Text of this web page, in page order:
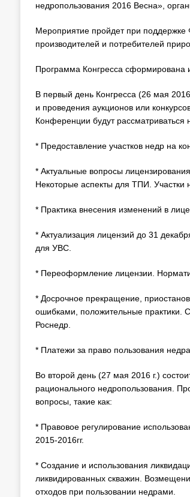
недропользования 2016 Весна»,
Мероприятие пройдет при поддержке
производителей и потребителей
Программа Конгресса сформирована
В первый день Конгресса (26 мая
и проведения аукционов или
Конференции будут рассматриваться
* Предоставление участков недр на
* Актуальные вопросы
Некоторые аспекты для ТПИ. Участки
* Практика внесения изменений в
* Актуализация лицензий до 31
для УВС.
* Переоформление лицензии.
* Досрочное прекращение,
ошибками, положительные практики.
Роснедр.
* Платежи за право пользования
Во второй день (27 мая 2016 г.)
рационального недропользования.
вопросы, такие как:
* Правовое регулирование
2015-2016гг.
* Создание и использования
ликвидированных скважин.
отходов при пользовании недрами.